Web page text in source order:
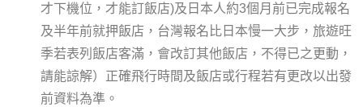
才下機位，才能訂飯店)及日本人約3個月前已完成報名
及半年前就押飯店，台灣報名比日本慢一大步，旅遊旺
季若表列飯店客滿，會改訂其他飯店，不得已之更動，
請能諒解）正確飛行時間及飯店或行程若有更改以出發
前資料為準。